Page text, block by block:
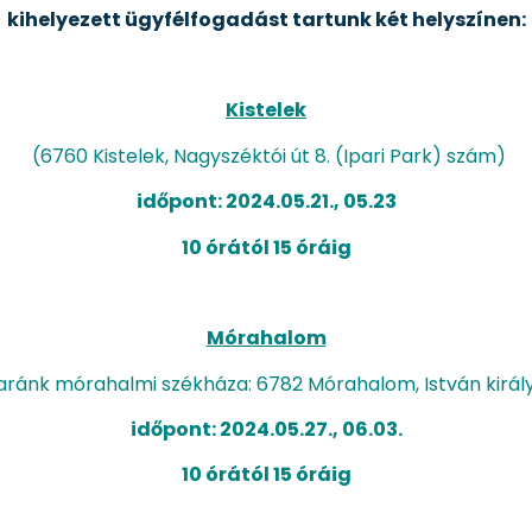
kihelyezett ügyfélfogadást tartunk két helyszínen:
Kistelek
(6760 Kistelek, Nagyszéktói út 8. (Ipari Park) szám)
időpont: 2024.05.21., 05.23
10 órától 15 óráig
Mórahalom
mórahalmi székháza: 6782 Mórahalom, István
időpont: 2024.05.27., 06.03.
10 órától 15 óráig